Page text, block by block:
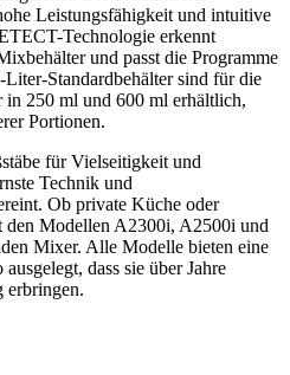
Leistungsfähigkeit und intuitive
Technologie erkennt
und passt die Programme
Liter-Standardbehälter sind für die
250 ml und 600 ml erhältlich,
Portionen.
für Vielseitigkeit und
Technik und
Ob private Küche oder
Modellen A2300i, A2500i und
Mixer. Alle Modelle bieten eine
dass sie über Jahre
erbringen.